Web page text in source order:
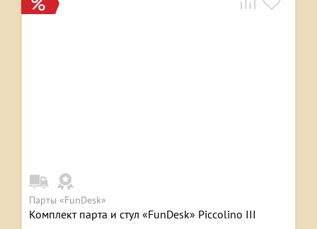
Парты «FunDesk»
Комплект парта и стул «FunDesk» Piccolino III